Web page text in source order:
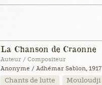
La Chanson de Craonne
Auteur / Compositeur
Anonyme / Adhémar Sablon, 1917
Chants de lutte Mouloudji